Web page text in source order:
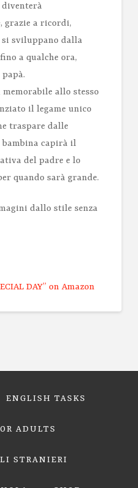
diventerà
grazie a ricordi,
si sviluppano dalla
a qualche ora,
memorabile allo stesso
il legame unico
traspare dalle
bambina capirà il
del padre e lo
quando sarà grande.
dallo stile senza
DAY” on Amazon
ENGLISH TASKS
ADULTS
STRANIERI